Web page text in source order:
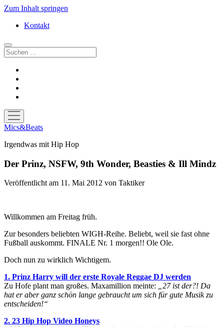
Zum Inhalt springen
Kontakt
Suchen
Menü
öffnen
Mics&Beats
Irgendwas mit Hip Hop
Der Prinz, NSFW, 9th Wonder, Beasties & Ill Mindz
Veröffentlicht am 11. Mai 2012 von Taktiker
Willkommen am Freitag früh.
Zur besonders beliebten WIGH-Reihe. Beliebt, weil sie fast ohne
Fußball auskommt. FINALE Nr. 1 morgen!! Ole Ole.
Doch nun zu wirklich Wichtigem.
1. Prinz Harry will der erste Royale Reggae DJ werden
Zu Hofe plant man großes. Maxamillion meinte: „27 ist der?! Da
hat er aber ganz schön lange gebraucht um sich für gute Musik zu
entscheiden!“
2. 23 Hip Hop Video Honeys